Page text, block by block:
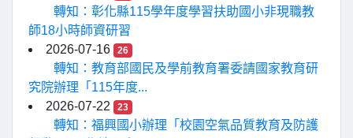
轉知：彰化縣115學年度學習扶助國小非現職教
師18小時師資研習
2026-07-16
26
轉知：教育部國民及學前教育署委請國家教育研
究院辦理「115年度...
2026-07-22
23
轉知：福興國小辦理「校園空氣品質教育及防護